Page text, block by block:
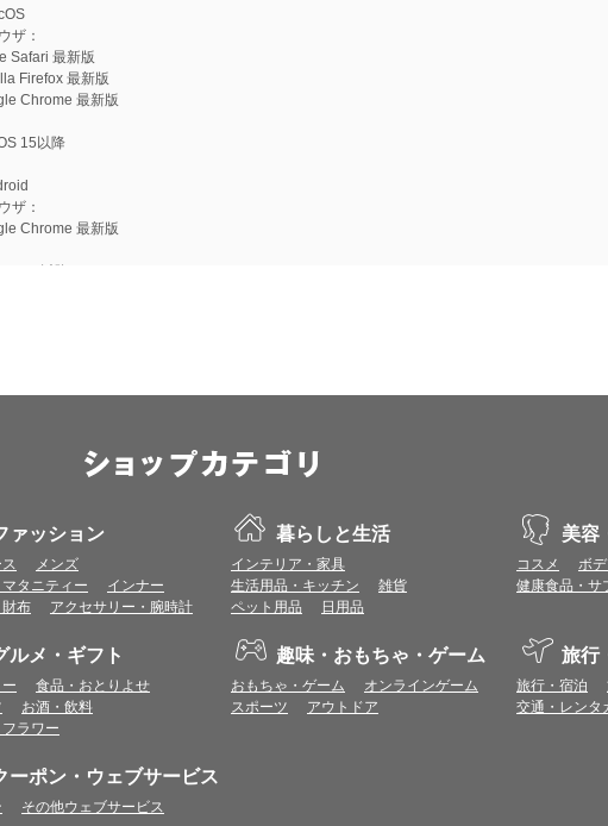
ザ：
Safari 最新版
Firefox 最新版
Chrome 最新版
15以降
ザ：
Chrome 最新版
15以降
以降
環境範囲内であっても、ブラウザとOSの組み合わせにより、 一部表示不具合や機能がご利用
、推奨ブラウザでのご利用をお願いいたします。
やJavaScriptについて＞
ビスではCookieとJavaScriptの機能を使用している為、CookieとJavaScriptが使用できる環
付与につきまして
プレゼントのポイント通常1倍分に加え、上乗せとなる1〜19倍分のポイントまたは表示ポイ
て付与いたします。
ムポイント付与の対象は、商品代金のみ（税・送料等を除く）となります。
ムポイントの付与予定時期は、カードご利用代金のご請求月と異なる場合があります。ポイ
ご利用につき1ポイントとして計算されるため、一部の法人カード等につきましては表示ポイ
トにアクセス後、カード決済前に別サイトにアクセスした場合は、ポイントは付きません。
ァッション
メンズ
タニティー
インナー
布
アクセサリー・腕時計
暮らしと生活
インテリア・家具
生活用品・キッチン
雑貨
ペット用品
日用品
美容
コスメ
ボ
健康食品・サ
ルメ・ギフト
食品・おとりよせ
お酒・飲料
ラワー
趣味・おもちゃ・ゲーム
おもちゃ・ゲーム
オンラインゲーム
スポーツ
アウトドア
旅行
旅行・宿泊
交通・レンタ
ーポン・ウェブサービス
その他ウェブサービス